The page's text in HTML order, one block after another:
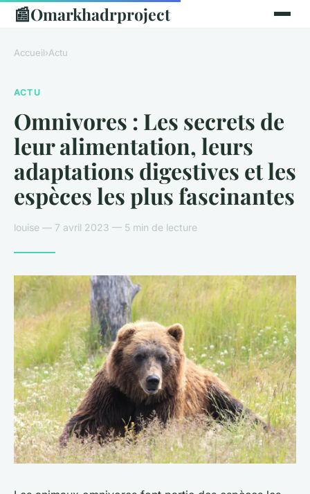
📰Omarkhadrproject
Accueil›Actu
ACTU
Omnivores : Les secrets de
leur alimentation, leurs
adaptations digestives et les
espèces les plus fascinantes
louise — 7 avril 2023 — 5 min de lecture